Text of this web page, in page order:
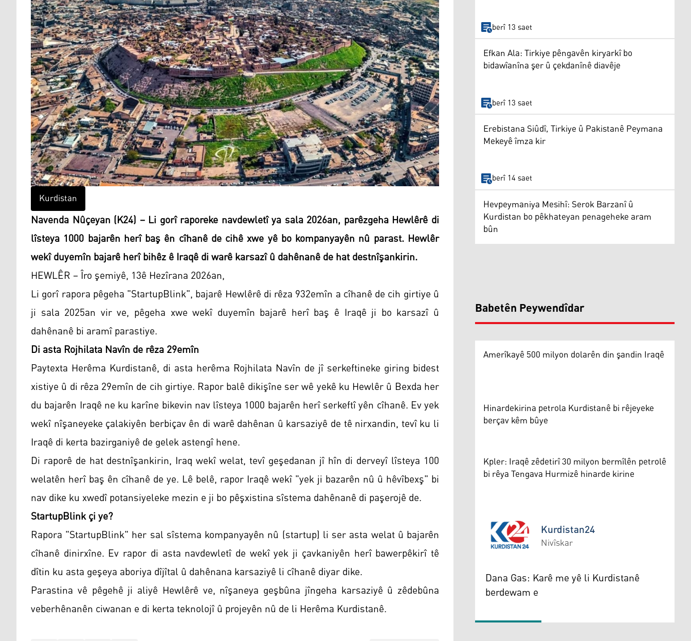
Kurdistan
Navenda Nûçeyan (K24) – Li gorî raporeke navdewletî ya sala 2026an, parêzgeha Hewlêrê di
lîsteya 1000 bajarên herî baş ên cîhanê de cihê xwe yê bo kompanyayên nû parast. Hewlêr
wekî duyemîn bajarê herî bihêz ê Iraqê di warê karsazî û dahênanê de hat destnîşankirin.
HEWLÊR – Îro şemiyê, 13ê Hezîrana 2026an,
Li gorî rapora pêgeha "StartupBlink", bajarê Hewlêrê di rêza 932emîn a cîhanê de cih girtiye û
ji sala 2025an vir ve, pêgeha xwe wekî duyemîn bajarê herî baş ê Iraqê ji bo karsazî û
dahênanê bi aramî parastiye.
Di asta Rojhilata Navîn de rêza 29emîn
Paytexta Herêma Kurdistanê, di asta herêma Rojhilata Navîn de jî serkeftineke giring bidest
xistiye û di rêza 29emîn de cih girtiye. Rapor balê dikişîne ser wê yekê ku Hewlêr û Bexda her
du bajarên Iraqê ne ku karîne bikevin nav lîsteya 1000 bajarên herî serkeftî yên cîhanê. Ev yek
wekî nîşaneyeke çalakiyên berbiçav ên di warê dahênan û karsaziyê de tê nirxandin, tevî ku li
Iraqê di kerta bazirganiyê de gelek astengî hene.
Di raporê de hat destnîşankirin, Iraq wekî welat, tevî geşedanan jî hîn di derveyî lîsteya 100
welatên herî baş ên cîhanê de ye. Lê belê, rapor Iraqê wekî "yek ji bazarên nû û hêvîbexş" bi
nav dike ku xwedî potansiyeleke mezin e ji bo pêşxistina sîstema dahênanê di paşerojê de.
StartupBlink çi ye?
Rapora "StartupBlink" her sal sîstema kompanyayên nû (startup) li ser asta welat û bajarên
cîhanê dinirxîne. Ev rapor di asta navdewletî de wekî yek ji çavkaniyên herî bawerpêkirî tê
dîtin ku asta geşeya aboriya dîjîtal û dahênana karsaziyê li cîhanê diyar dike.
Parastina vê pêgehê ji aliyê Hewlêrê ve, nîşaneya geşbûna jîngeha karsaziyê û zêdebûna
veberhênanên ciwanan e di kerta teknolojî û projeyên nû de li Herêma Kurdistanê.
berî 13 saet
Efkan Ala: Tirkiye pêngavên kiryarkî bo
bidawîanîna şer û çekdanînê diavêje
berî 13 saet
Erebistana Siûdî, Tirkiye û Pakistanê Peymana
Mekeyê îmza kir
berî 14 saet
Hevpeymaniya Mesihî: Serok Barzanî û
Kurdistan bo pêkhateyan penageheke aram
bûn
Babetên Peywendîdar
Amerîkayê 500 milyon dolarên din şandin Iraqê
Hinardekirina petrola Kurdistanê bi rêjeyeke
berçav kêm bûye
Kpler: Iraqê zêdetirî 30 milyon bermîlên petrolê
bi rêya Tengava Hurmizê hinarde kirine
Kurdistan24
Nivîskar
Dana Gas: Karê me yê li Kurdistanê
berdewam e